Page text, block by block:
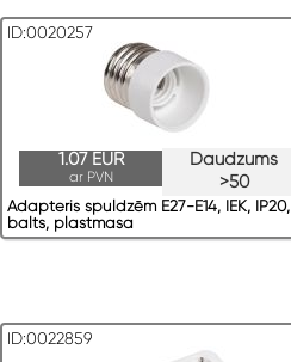
ID:0020257
Daudzums
>50
1.07 EUR
ar PVN
Adapteris spuldzēm E27-E14, IEK, IP20,
balts, plastmasa
ID:0022859